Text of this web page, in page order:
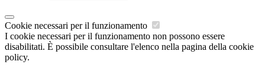
Cookie necessari per il funzionamento
I cookie necessari per il funzionamento non possono essere
disabilitati. È possibile consultare l'elenco nella pagina della cookie
policy.